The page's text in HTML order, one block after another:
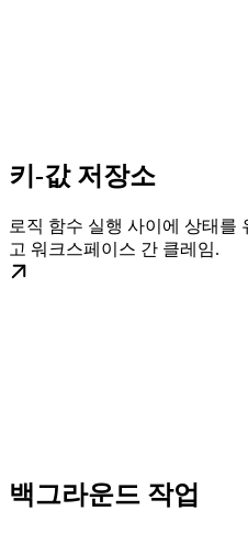
키-값 저장소
로직 함수 실행 사이에 상태를
고 워크스페이스 간 클레임.
백그라운드 작업